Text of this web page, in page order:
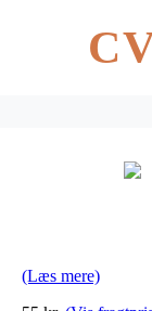
(Læs mere)